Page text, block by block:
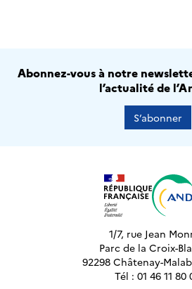
Abonnez-vous à notre
l’actualité de
S’abonner
1/7, rue Jean
Parc de la Croix-
92298 Châtenay-
Tél : 01 46 11 80